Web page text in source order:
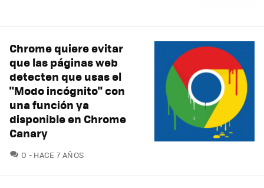
Chrome quiere evitar
que las páginas web
detecten que usas el
"Modo incógnito" con
una función ya
disponible en Chrome
Canary
0 COMENTARIOS
HACE 7 AÑOS